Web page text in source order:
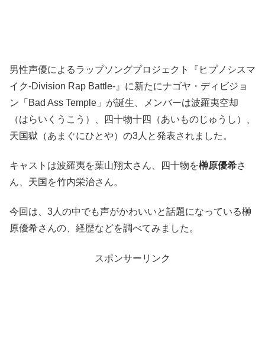
男性声優によるラップソングプロジェクト『ヒプノシスマ
イク-Division Rap Battle-』に新たにナゴヤ・ディビジョ
ン「Bad Ass Temple」が誕生、メンバーは波羅夷空却
（はらいくうこう）、四十物十四（あいものじゅうし）、
天国獄（あまぐにひとや）の3人と発表されました。
キャストは波羅夷を葉山翔太さん、四十物を榊原優希さ
ん、天国を竹内栄治さん。
今回は、3人の中でも声がかわいいと話題になっている榊
原優希さんの、経歴などを調べてみました。
スポンサーリンク